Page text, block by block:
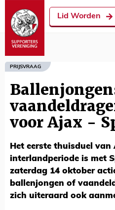
Lid Worden
PRIJSVRAAG
voor Ajax -
Het eerste thuisduel van
interlandperiode is met
zaterdag 14 oktober
ballenjongen of
zich uiteraard ook